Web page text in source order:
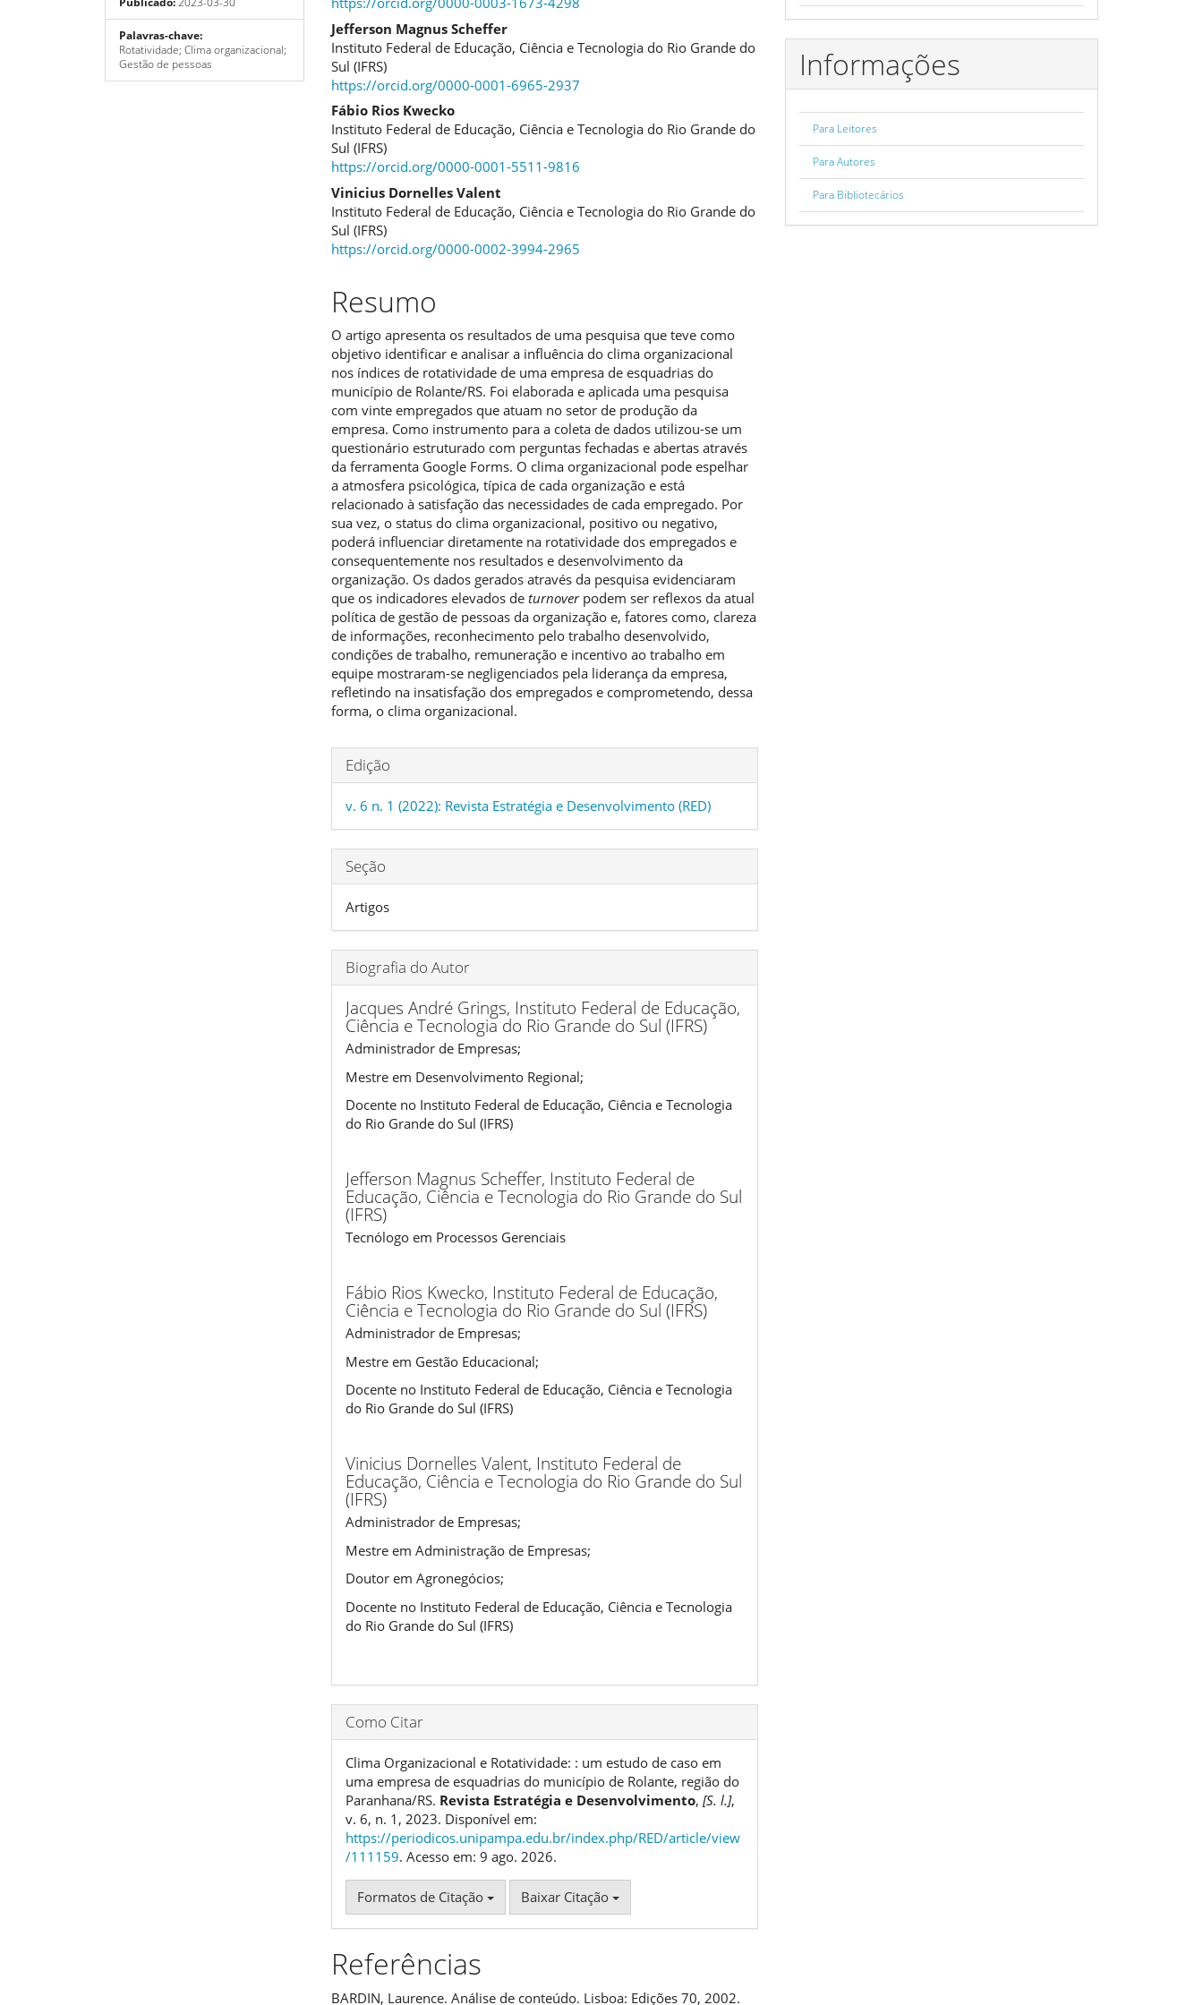
de
artigos
Palavras-chave:
Rotatividade; Clima organizacional;
Gestão de pessoas
artigo
principal
Jefferson Magnus Scheffer
Instituto Federal de Educação, Ciência e Tecnologia do Rio Grande do
Sul (IFRS)
https://orcid.org/0000-0001-6965-2937
Fábio Rios Kwecko
Instituto Federal de Educação, Ciência e Tecnologia do Rio Grande do
Sul (IFRS)
https://orcid.org/0000-0001-5511-9816
Vinicius Dornelles Valent
Instituto Federal de Educação, Ciência e Tecnologia do Rio Grande do
Sul (IFRS)
https://orcid.org/0000-0002-3994-2965
Resumo
O artigo apresenta os resultados de uma pesquisa que teve como
objetivo identificar e analisar a influência do clima organizacional
nos índices de rotatividade de uma empresa de esquadrias do
município de Rolante/RS. Foi elaborada e aplicada uma pesquisa
com vinte empregados que atuam no setor de produção da
empresa. Como instrumento para a coleta de dados utilizou-se um
questionário estruturado com perguntas fechadas e abertas através
da ferramenta Google Forms. O clima organizacional pode espelhar
a atmosfera psicológica, típica de cada organização e está
relacionado à satisfação das necessidades de cada empregado. Por
sua vez, o status do clima organizacional, positivo ou negativo,
poderá influenciar diretamente na rotatividade dos empregados e
consequentemente nos resultados e desenvolvimento da
organização. Os dados gerados através da pesquisa evidenciaram
que os indicadores elevados deturnoverpodem ser reflexos da atual
política de gestão de pessoas da organização e, fatores como, clareza
de informações, reconhecimento pelo trabalho desenvolvido,
condições de trabalho, remuneração e incentivo ao trabalho em
equipe mostraram-se negligenciados pela liderança da empresa,
refletindo na insatisfação dos empregados e comprometendo, dessa
forma, o clima organizacional.
Detalhes
do
artigo
Edição
v. 6 n. 1 (2022): Revista Estratégia e Desenvolvimento (RED)
Seção
Artigos
Biografia do Autor
Jacques André Grings, Instituto Federal de Educação,
Ciência e Tecnologia do Rio Grande do Sul (IFRS)
Administrador de Empresas;
Mestre em Desenvolvimento Regional;
Docente no Instituto Federal de Educação, Ciência e Tecnologia
do Rio Grande do Sul (IFRS)
Jefferson Magnus Scheffer, Instituto Federal de
Educação, Ciência e Tecnologia do Rio Grande do Sul
(IFRS)
Tecnólogo em Processos Gerenciais
Fábio Rios Kwecko, Instituto Federal de Educação,
Ciência e Tecnologia do Rio Grande do Sul (IFRS)
Administrador de Empresas;
Mestre em Gestão Educacional;
Docente no Instituto Federal de Educação, Ciência e Tecnologia
do Rio Grande do Sul (IFRS)
Vinicius Dornelles Valent, Instituto Federal de
Educação, Ciência e Tecnologia do Rio Grande do Sul
(IFRS)
Administrador de Empresas;
Mestre em Administração de Empresas;
Doutor em Agronegócios;
Docente no Instituto Federal de Educação, Ciência e Tecnologia
do Rio Grande do Sul (IFRS)
Como Citar
Clima Organizacional e Rotatividade: : um estudo de caso em
uma empresa de esquadrias do município de Rolante, região do
Paranhana/RS. Revista Estratégia e Desenvolvimento,[S. l.],
v. 6, n. 1, 2023. Disponível em:
https://periodicos.unipampa.edu.br/index.php/RED/article/view
/111159. Acesso em: 9 ago. 2026.
Formatos de Citação Baixar Citação
Referências
BARDIN, Laurence. Análise de conteúdo. Lisboa: Edições 70, 2002.
Informações
Para Leitores
Para Autores
Para Bibliotecários